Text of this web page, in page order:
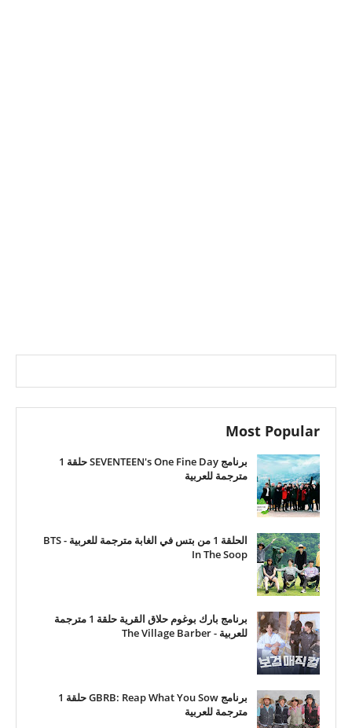
Most Popular
برنامج SEVENTEEN's One Fine Day حلقة 1
مترجمة للعربية
الحلقة 1 من بتس في الغابة مترجمة للعربية - BTS
In The Soop
برنامج بارك بوغوم حلاق القرية حلقة 1 مترجمة
للعربية - The Village Barber
برنامج GBRB: Reap What You Sow حلقة 1
مترجمة للعربية